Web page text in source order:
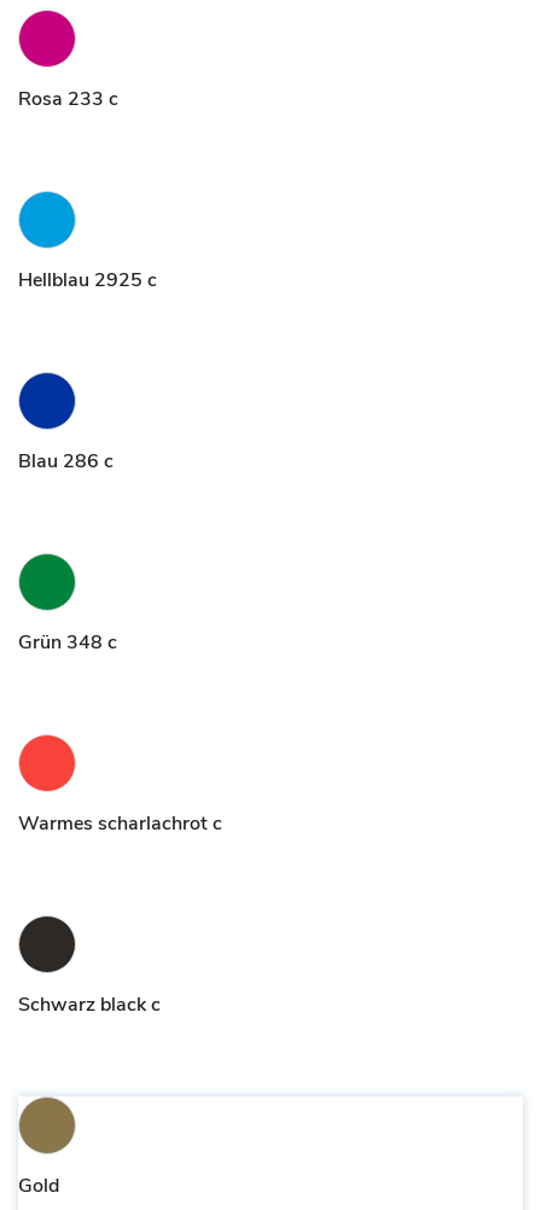
Rosa 233 c
Hellblau 2925 c
Blau 286 c
Grün 348 c
Warmes scharlachrot c
Schwarz black c
Gold